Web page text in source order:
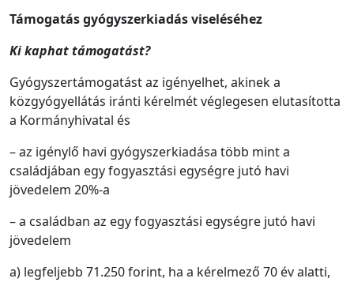
Támogatás gyógyszerkiadás viseléséhez
Ki kaphat támogatást?
Gyógyszertámogatást az igényelhet, akinek a
közgyógyellátás iránti kérelmét véglegesen elutasította
a Kormányhivatal és
– az igénylő havi gyógyszerkiadása több mint a
családjában egy fogyasztási egységre jutó havi
jövedelem 20%-a
– a családban az egy fogyasztási egységre jutó havi
jövedelem
a) legfeljebb 71.250 forint, ha a kérelmező 70 év alatti,